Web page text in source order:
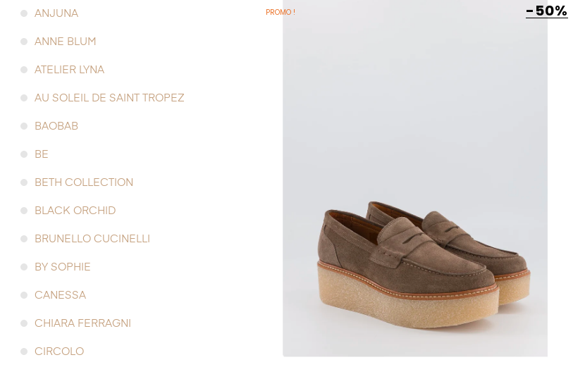
ANJUNA
ANNE BLUM
ATELIER LYNA
AU SOLEIL DE SAINT TROPEZ
BAOBAB
BE
BETH COLLECTION
BLACK ORCHID
BRUNELLO CUCINELLI
BY SOPHIE
CANESSA
CHIARA FERRAGNI
CIRCOLO
PROMO ! -50%